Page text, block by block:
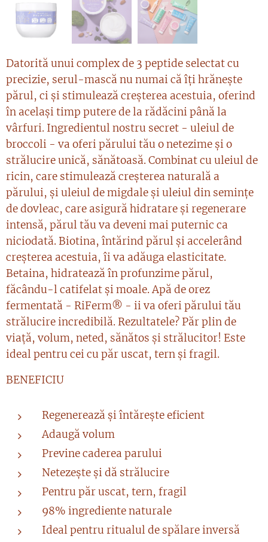
Datorită unui complex de 3 peptide selectat cu
precizie, serul-mască nu numai că îți hrănește
părul, ci și stimulează creșterea acestuia, oferind
în același timp putere de la rădăcini până la
vârfuri. Ingredientul nostru secret - uleiul de
broccoli - va oferi părului tău o netezime și o
strălucire unică, sănătoasă. Combinat cu uleiul de
ricin, care stimulează creșterea naturală a
părului, și uleiul de migdale și uleiul din semințe
de dovleac, care asigură hidratare și regenerare
intensă, părul tău va deveni mai puternic ca
niciodată. Biotina, întărind părul și accelerând
creșterea acestuia, îi va adăuga elasticitate.
Betaina, hidratează în profunzime părul,
făcându-l catifelat și moale. Apă de orez
fermentată - RiFerm® - ii va oferi părului tău
strălucire incredibilă. Rezultatele? Păr plin de
viață, volum, neted, sănătos și strălucitor! Este
ideal pentru cei cu păr uscat, tern și fragil.
BENEFICIU
Regenerează și întărește eficient
Adaugă volum
Previne caderea parului
Netezește și dă strălucire
Pentru păr uscat, tern, fragil
98% ingrediente naturale
Ideal pentru ritualul de spălare inversă